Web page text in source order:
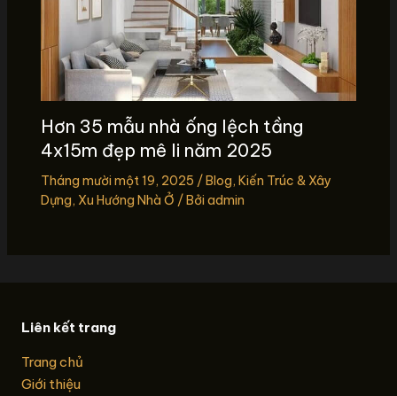
Hơn 35 mẫu nhà ống lệch tầng
4x15m đẹp mê li năm 2025
Tháng mười một 19, 2025 /Blog, Kiến Trúc & Xây
Dựng, Xu Hướng Nhà Ở / Bởi admin
Liên kết trang
Trang chủ
Giới thiệu